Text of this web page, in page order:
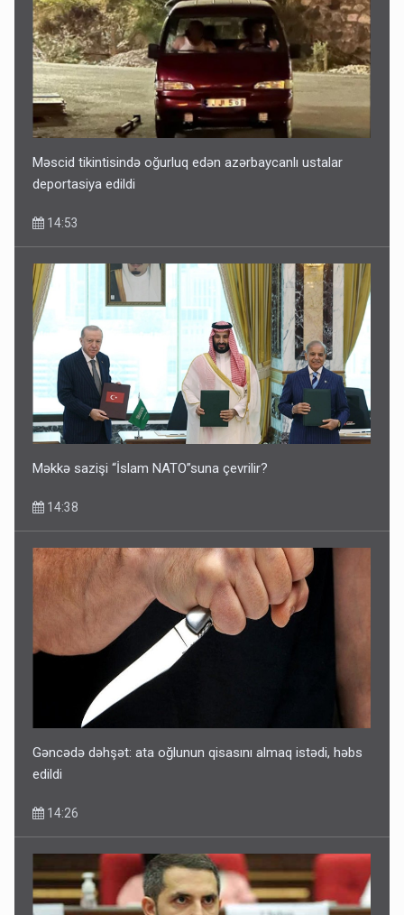
Məscid tikintisində oğurluq edən azərbaycanlı ustalar
deportasiya edildi
14:53
Məkkə sazişi “İslam NATO”suna çevrilir?
14:38
Gəncədə dəhşət: ata oğlunun qisasını almaq istədi, həbs
edildi
14:26